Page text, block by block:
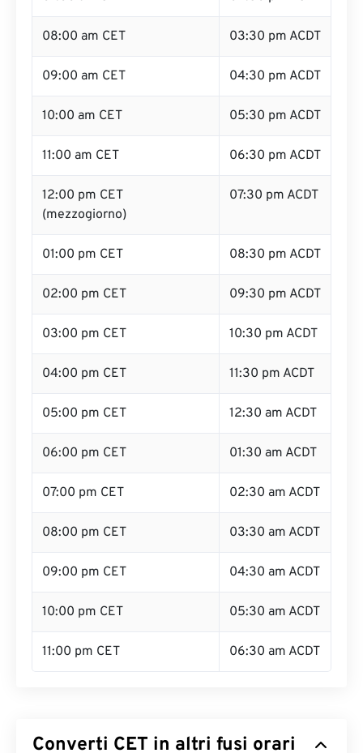
08:00 am CET 03:30 pm ACDT
09:00 am CET 04:30 pm ACDT
10:00 am CET 05:30 pm ACDT
11:00 am CET 06:30 pm ACDT
12:00 pm CET
(mezzogiorno)
07:30 pm ACDT
01:00 pm CET 08:30 pm ACDT
02:00 pm CET 09:30 pm ACDT
03:00 pm CET 10:30 pm ACDT
04:00 pm CET 11:30 pm ACDT
05:00 pm CET 12:30 am ACDT
06:00 pm CET 01:30 am ACDT
07:00 pm CET 02:30 am ACDT
08:00 pm CET 03:30 am ACDT
09:00 pm CET 04:30 am ACDT
10:00 pm CET 05:30 am ACDT
11:00 pm CET 06:30 am ACDT
Converti CET in altri fusi orari